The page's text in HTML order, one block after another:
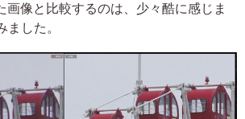
画像と比較するのは、少々酷に感じま
した。